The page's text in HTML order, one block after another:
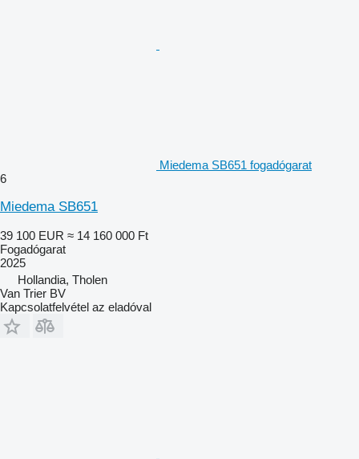
Miedema SB651 fogadógarat
6
Miedema SB651
39 100 EUR ≈ 14 160 000 Ft
Fogadógarat
2025
Hollandia, Tholen
Van Trier BV
Kapcsolatfelvétel az eladóval